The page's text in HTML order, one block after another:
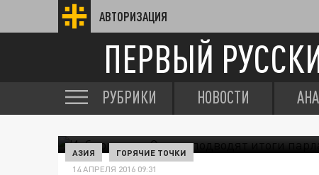
АВТОРИЗАЦИЯ
ПЕРВЫЙ
РУБРИКИ НОВОСТИ
АЗИЯ ГОРЯЧИЕ ТОЧКИ
14 АПРЕЛЯ 2016 09:31